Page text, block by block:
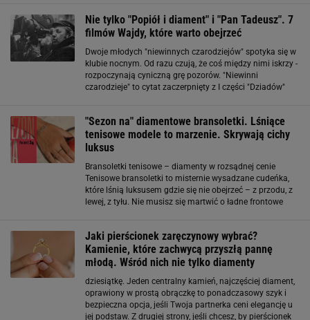
Nie tylko "Popiół i diament" i "Pan Tadeusz". 7
filmów Wajdy, które warto obejrzeć
Dwoje młodych "niewinnych czarodziejów" spotyka się w
klubie nocnym. Od razu czują, że coś między nimi iskrzy -
rozpoczynają cyniczną grę pozorów. "Niewinni
czarodzieje" to cytat zaczerpnięty z I części "Dziadów"
"Sezon na" diamentowe bransoletki. Lśniące
tenisowe modele to marzenie. Skrywają cichy
luksus
Bransoletki tenisowe – diamenty w rozsądnej cenie
Tenisowe bransoletki to misternie wysadzane cudeńka,
które lśnią luksusem gdzie się nie obejrzeć – z przodu, z
lewej, z tyłu. Nie musisz się martwić o ładne frontowe
Jaki pierścionek zaręczynowy wybrać?
Kamienie, które zachwycą przyszłą pannę
młodą. Wśród nich nie tylko diamenty
dziesiątkę. Jeden centralny kamień, najczęściej diament,
oprawiony w prostą obrączkę to ponadczasowy szyk i
bezpieczna opcja, jeśli Twoja partnerka ceni elegancję u
jej podstaw. Z drugiej strony, jeśli chcesz, by pierścionek